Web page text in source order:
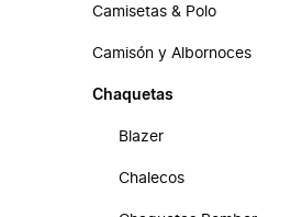
Camisetas & Polo
Camisón y Albornoces
Chaquetas
Blazer
Chalecos